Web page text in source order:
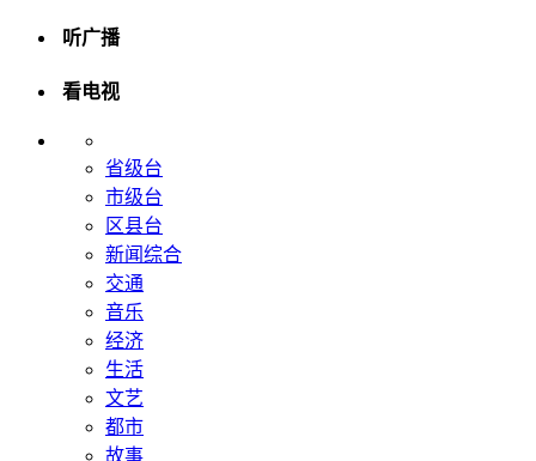
听广播
看电视
省级台
市级台
区县台
新闻综合
交通
音乐
经济
生活
文艺
都市
故事